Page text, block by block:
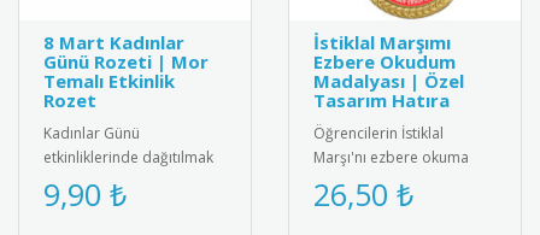
8 Mart Kadınlar
Günü Rozeti | Mor
Temalı Etkinlik
Rozet
Kadınlar Günü
etkinliklerinde dağıtılmak
üzere özel olarak
tasarlanmış 8 Mart rozeti.
9,90 ₺
İstiklal Marşımı
Ezbere Okudum
Madalyası | Özel
Tasarım Hatıra
Öğrencilerin İstiklal
Marşı'nı ezbere okuma
başarısını ödüllendirmek
için özel tasarım madalya.
26,50 ₺